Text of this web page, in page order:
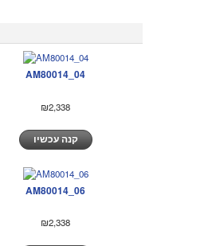
AM80014_04
₪2,338
קנה עכשיו
AM80014_06
₪2,338